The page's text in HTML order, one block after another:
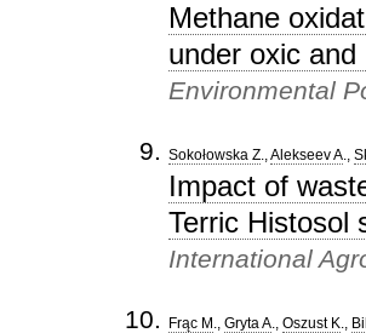
Methane
under oxic
Environmental
Sokołowska Z.,Alekseev A.,
Impact of
Terric Histosol
International
Frąc M ., Gryta A., Oszust K.,